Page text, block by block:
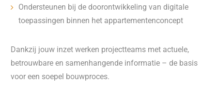
Ondersteunen bij de doorontwikkeling van digitale
toepassingen binnen het appartementenconcept
Dankzij jouw inzet werken projectteams met actuele,
betrouwbare en samenhangende informatie – de basis
voor een soepel bouwproces.